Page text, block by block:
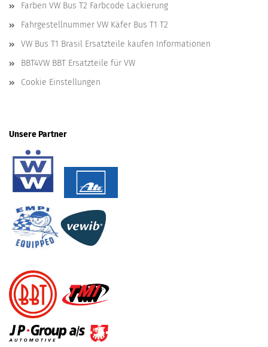
Farben VW Bus T2 Farbcode Lackierung
Fahrgestellnummer VW Käfer Bus T1 T2
VW Bus T1 Brasil Ersatzteile kaufen Informationen
BBT4VW BBT Ersatzteile für VW
Cookie Einstellungen
Unsere Partner